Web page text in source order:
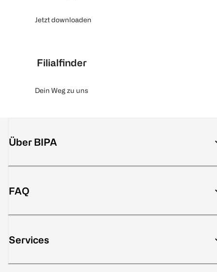
Jetzt downloaden
Filialfinder
Dein Weg zu uns
Über BIPA
FAQ
Services